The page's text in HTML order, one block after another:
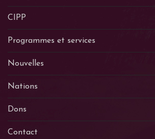
CIPP
Programmes et services
Nouvelles
Nations
Dons
Contact